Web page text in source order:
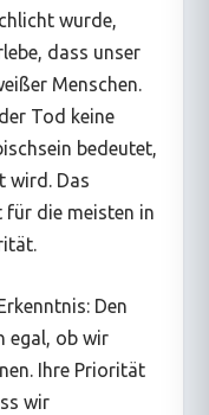
wurde,
dass unser
Menschen.
Tod keine
bedeutet,
wird. Das
für die meisten in
Den
egal, ob wir
Ihre Priorität
wir